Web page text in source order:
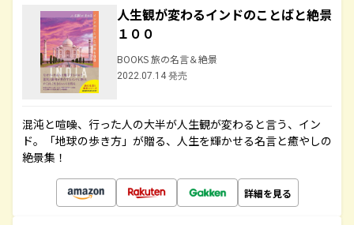
人生観が変わるインドのことばと絶景
１００
BOOKS 旅の名言＆絶景
2022.07.14 発売
混沌と喧噪、行った人の大半が人生観が変わると言う、イン
ド。「地球の歩き方」が贈る、人生を輝かせる名言と癒やしの
絶景集！
詳細を見る